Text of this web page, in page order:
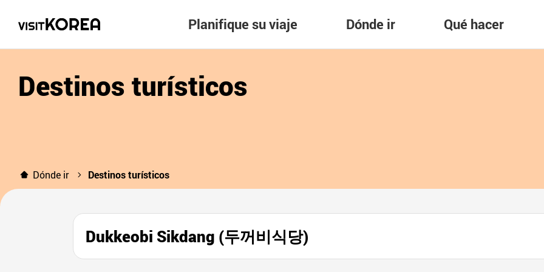
Planifique su viaje Dónde ir Qué hacer
Destinos turísticos
Dónde ir Destinos turísticos
Dukkeobi Sikdang (두꺼비식당)